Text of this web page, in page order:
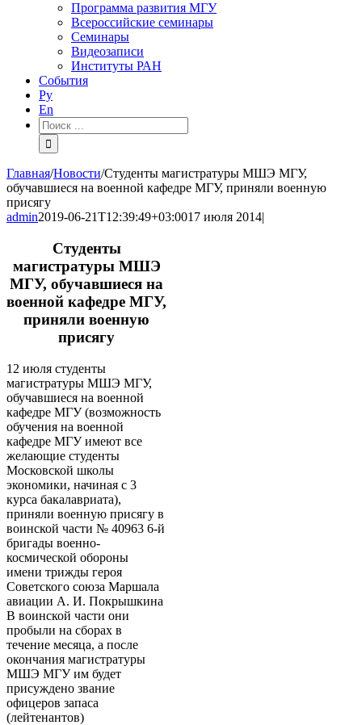
Программа развития МГУ
Всероссийские семинары
Семинары
Видеозаписи
Институты РАН
События
Ру
En
Результат
поиска:
Главная/Новости/Студенты магистратуры МШЭ МГУ,
обучавшиеся на военной кафедре МГУ, приняли военную
присягу
admin2019-06-21T12:39:49+03:0017 июля 2014|
Студенты
магистратуры МШЭ
МГУ, обучавшиеся на
военной кафедре МГУ,
приняли военную
присягу
12 июля студенты
магистратуры МШЭ МГУ,
обучавшиеся на военной
кафедре МГУ (возможность
обучения на военной
кафедре МГУ имеют все
желающие студенты
Московской школы
экономики, начиная с 3
курса бакалавриата),
приняли военную присягу в
воинской части № 40963 6-й
бригады военно-
космической обороны
имени трижды героя
Советского союза Маршала
авиации А. И. Покрышкина
В воинской части они
пробыли на сборах в
течение месяца, а после
окончания магистратуры
МШЭ МГУ им будет
присуждено звание
офицеров запаса
(лейтенантов)